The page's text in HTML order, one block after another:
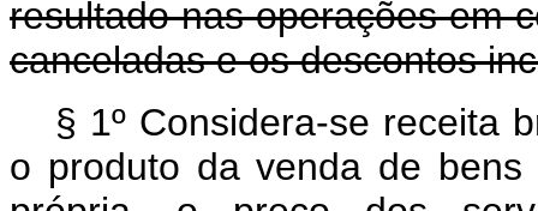
resultado nas operações em
canceladas e os descontos
§ 1º Considera-se receita
o produto da venda de